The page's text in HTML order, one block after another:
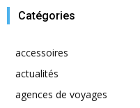
Catégories
accessoires
actualités
agences de voyages